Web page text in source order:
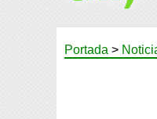
Portada >